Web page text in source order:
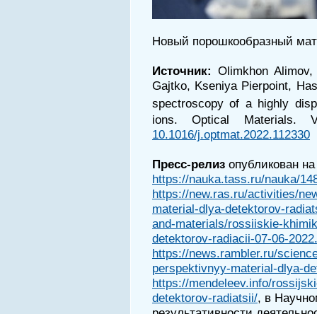
Новый порошкообразный
Источник: Olimkhon
Gajtko, Kseniya Pierpoint,
spectroscopy of a highly
ions. Optical Materials.
10.1016/j.optmat.2022.112330
Пресс-релиз опубликован
https://nauka.tass.ru/nauka/
https://new.ras.ru/activities/
material-dlya-detektorov-
and-materials/rossiiskie-
detektorov-radiacii-07-06-
https://news.rambler.ru/
perspektivnyy-material-dlya-
https://mendeleev.info/
detektorov-radiatsii/, в